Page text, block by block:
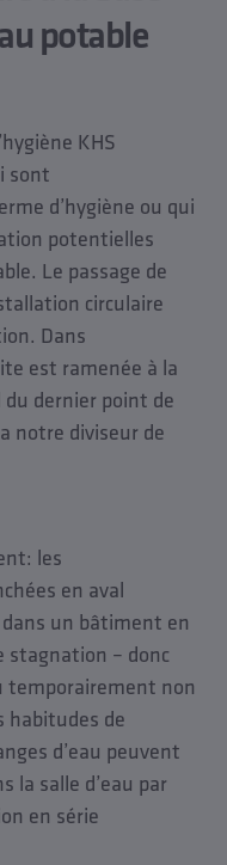
de
d’eau et le
de l’eau
cas
des
aux exploitants
sous forme d’eau
jardins, les toits
végétales ou
potable
KHS
sont
d’hygiène ou qui
potentielles
Le passage de
circulaire
Dans
est ramenée à la
dernier point de
notre diviseur de
les
en aval
un bâtiment en
stagnation – donc
temporairement non
habitudes de
d’eau peuvent
la salle d’eau par
en série